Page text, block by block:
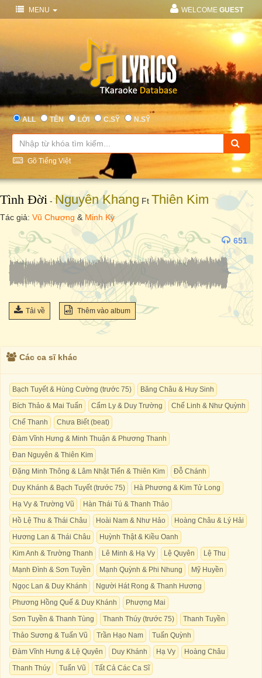
MENU WELCOME GUEST
ALL TÊN LỜI C.SỸ N.SỸ
Gõ Tiếng Việt
Tình Đời -Nguyên Khang Ft Thiên Kim
Tác giả: Vũ Chương & Minh Kỳ
651
Tải về Thêm vào album
Các ca sĩ khác
Bạch Tuyết & Hùng Cường (trước 75)
Băng Châu & Huy Sinh
Bích Thảo & Mai Tuấn
Cẩm Ly & Duy Trường
Chế Linh & Như Quỳnh
Chế Thanh
Chưa Biết (beat)
Đàm Vĩnh Hưng & Minh Thuận & Phương Thanh
Đan Nguyên & Thiên Kim
Đặng Minh Thông & Lâm Nhật Tiến & Thiên Kim
Đỗ Chánh
Duy Khánh & Bạch Tuyết (trước 75)
Hà Phương & Kim Tử Long
Hạ Vy & Trường Vũ
Hàn Thái Tú & Thanh Thảo
Hồ Lệ Thu & Thái Châu
Hoài Nam & Như Hảo
Hoàng Châu & Lý Hải
Hương Lan & Thái Châu
Huỳnh Thật & Kiều Oanh
Kim Anh & Trường Thanh
Lê Minh & Hạ Vy Lệ Quyên
Lệ Thu
Mạnh Đình & Sơn Tuyền
Mạnh Quỳnh & Phi Nhung
Mỹ Huyền
Ngọc Lan & Duy Khánh
Người Hát Rong & Thanh Hương
Phương Hồng Quế & Duy Khánh
Phượng Mai
Sơn Tuyền & Thanh Tùng
Thanh Thúy (trước 75)
Thanh Tuyền
Thảo Sương & Tuấn Vũ
Trần Hạo Nam
Tuấn Quỳnh
Đàm Vĩnh Hưng & Lệ Quyên
Duy Khánh Hạ Vy
Hoàng Châu
Thanh Thúy
Tuấn Vũ Tất Cả Các Ca Sĩ